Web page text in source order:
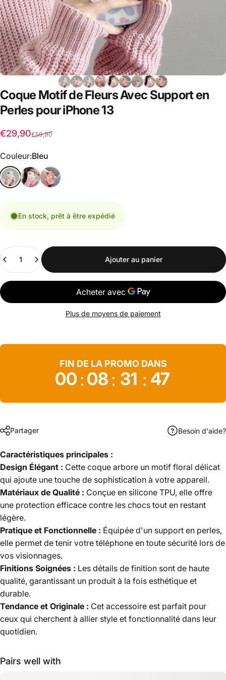
Coque MotifdeFleursAvec Supporten
PerlespouriPhone13
Prix promotionnel
€29,90
Prix habituel
€59,90
Couleur
Couleur:Bleu
En stock, prêt à être expédié
Quantité
Ajouter au panier
Plus de moyens de paiement
FIN DE LA PROMO DANS
00:08: 31 : 46
Partager Besoin d'aide?
Caractéristiques principales :
Design Élégant : Cette coque arbore un motif floral délicat
qui ajoute une touche de sophistication à votre appareil.
Matériaux de Qualité : Conçue en silicone TPU, elle offre
une protection efficace contre les chocs tout en restant
légère.
Pratique et Fonctionnelle : Équipée d'un support en perles,
elle permet de tenir votre téléphone en toute sécurité lors de
vos visionnages.
Finitions Soignées : Les détails de finition sont de haute
qualité, garantissant un produit à la fois esthétique et
durable.
Tendance et Originale : Cet accessoire est parfait pour
ceux qui cherchent à allier style et fonctionnalité dans leur
quotidien.
Pairs well with